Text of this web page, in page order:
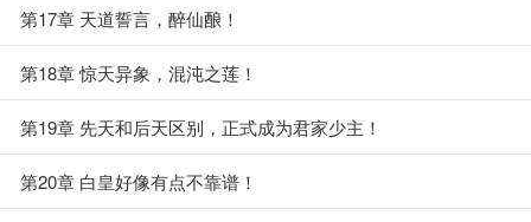
第17章 天道誓言，醉仙酿！
第18章 惊天异象，混沌之莲！
第19章 先天和后天区别，正式成为君家少主！
第20章 白皇好像有点不靠谱！